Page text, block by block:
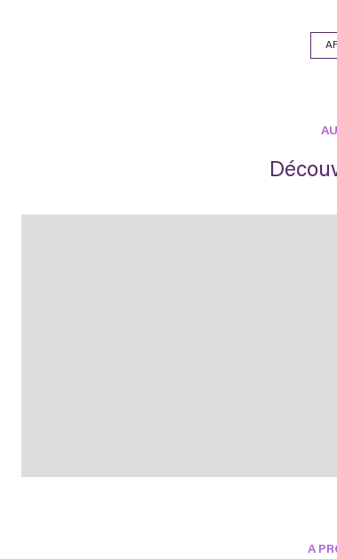
accueil personnalisé, avec la possibilité de
de souscrire l'option ménage fin de séjour (100 €).
A